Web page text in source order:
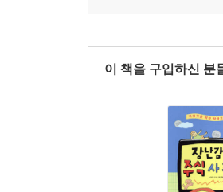
이 책을 구입하신 분